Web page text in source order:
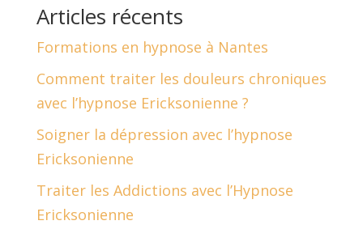
Articles récents
Formations en hypnose à Nantes
Comment traiter les douleurs chroniques
avec l’hypnose Ericksonienne ?
Soigner la dépression avec l’hypnose
Ericksonienne
Traiter les Addictions avec l’Hypnose
Ericksonienne